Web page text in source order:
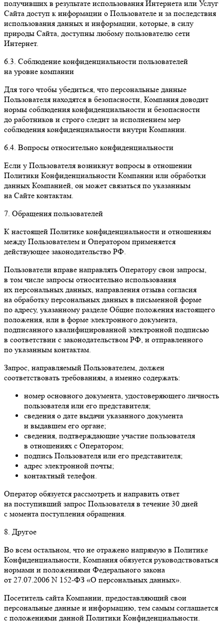
получивших в результате использования Интернета или Услуг
Сайта доступ к информации о Пользователе и за последствия
использования данных и информации, которые, в силу
природы Сайта, доступны любому пользователю сети
Интернет.
6.3. Соблюдение конфиденциальности пользователей
на уровне компании
Для того чтобы убедиться, что персональные данные
Пользователя находятся в безопасности, Компания доводит
нормы соблюдения конфиденциальности и безопасности
до работников и строго следит за исполнением мер
соблюдения конфиденциальности внутри Компании.
6.4. Вопросы относительно конфиденциальности
Если у Пользователя возникнут вопросы в отношении
Политики Конфиденциальности Компании или обработки
данных Компанией, он может связаться по указанным
на Сайте контактам.
7. Обращения пользователей
К настоящей Политике конфиденциальности и отношениям
между Пользователем и Оператором применяется
действующее законодательство РФ.
Пользователи вправе направлять Оператору свои запросы,
в том числе запросы относительно использования
их персональных данных, направления отзыва согласия
на обработку персональных данных в письменной форме
по адресу, указанному разделе Общие положения настоящего
положения, или в форме электронного документа,
подписанного квалифицированной электронной подписью
в соответствии с законодательством РФ, и отправленного
по указанным контактам.
Запрос, направляемый Пользователем, должен
соответствовать требованиям, а именно содержать:
номер основного документа, удостоверяющего личность
пользователя или его представителя;
сведения о дате выдачи указанного документа
и выдавшем его органе;
сведения, подтверждающие участие пользователя
в отношениях с Оператором;
подпись Пользователя или его представителя;
адрес электронной почты;
контактный телефон.
Оператор обязуется рассмотреть и направить ответ
на поступивший запрос Пользователя в течение 30 дней
с момента поступления обращения.
8. Другое
Во всем остальном, что не отражено напрямую в Политике
Конфиденциальности, Компания обязуется руководствоваться
нормами и положениями Федерального закона
от 27.07.2006 N 152-ФЗ «О персональных данных».
Посетитель сайта Компании, предоставляющий свои
персональные данные и информацию, тем самым соглашается
с положениями данной Политики Конфиденциальности.